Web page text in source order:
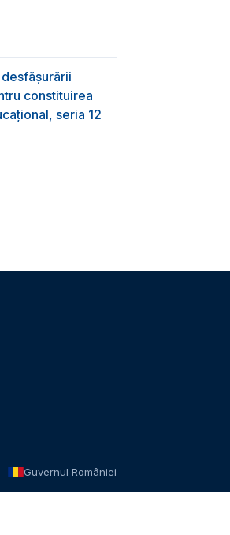
constituirea
seria 12
Guvernul României